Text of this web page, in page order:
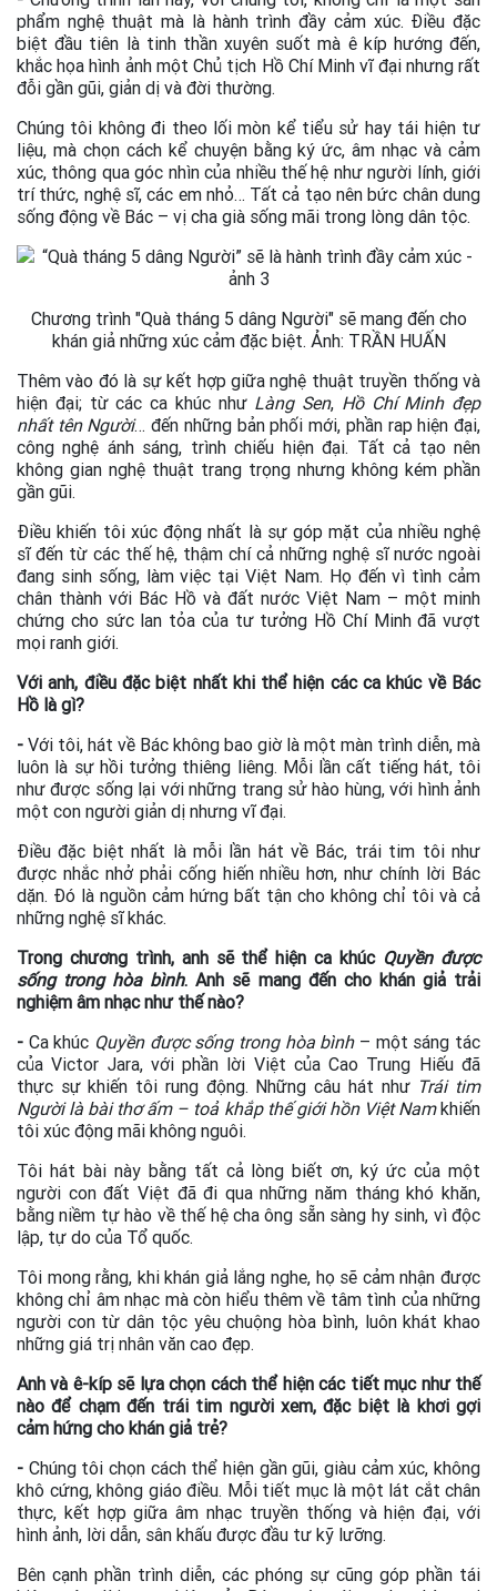
phẩm nghệ thuật mà là hành trình đầy cảm xúc. Điều đặc
biệt đầu tiên là tinh thần xuyên suốt mà ê kíp hướng đến,
khắc họa hình ảnh một Chủ tịch Hồ Chí Minh vĩ đại nhưng rất
đỗi gần gũi, giản dị và đời thường.
Chúng tôi không đi theo lối mòn kể tiểu sử hay tái hiện tư
liệu, mà chọn cách kể chuyện bằng ký ức, âm nhạc và cảm
xúc, thông qua góc nhìn của nhiều thế hệ như người lính, giới
trí thức, nghệ sĩ, các em nhỏ… Tất cả tạo nên bức chân dung
sống động về Bác – vị cha già sống mãi trong lòng dân tộc.
Chương trình "Quà tháng 5 dâng Người" sẽ mang đến cho
khán giả những xúc cảm đặc biệt. Ảnh: TRẦN HUẤN
Thêm vào đó là sự kết hợp giữa nghệ thuật truyền thống và
hiện đại; từ các ca khúc như Làng Sen, Hồ Chí Minh đẹp
nhất tên Người… đến những bản phối mới, phần rap hiện đại,
công nghệ ánh sáng, trình chiếu hiện đại. Tất cả tạo nên
không gian nghệ thuật trang trọng nhưng không kém phần
gần gũi.
Điều khiến tôi xúc động nhất là sự góp mặt của nhiều nghệ
sĩ đến từ các thế hệ, thậm chí cả những nghệ sĩ nước ngoài
đang sinh sống, làm việc tại Việt Nam. Họ đến vì tình cảm
chân thành với Bác Hồ và đất nước Việt Nam – một minh
chứng cho sức lan tỏa của tư tưởng Hồ Chí Minh đã vượt
mọi ranh giới.
Với anh, điều đặc biệt nhất khi thể hiện các ca khúc về Bác
Hồ là gì?
- Với tôi, hát về Bác không bao giờ là một màn trình diễn, mà
luôn là sự hồi tưởng thiêng liêng. Mỗi lần cất tiếng hát, tôi
như được sống lại với những trang sử hào hùng, với hình ảnh
một con người giản dị nhưng vĩ đại.
Điều đặc biệt nhất là mỗi lần hát về Bác, trái tim tôi như
được nhắc nhở phải cống hiến nhiều hơn, như chính lời Bác
dặn. Đó là nguồn cảm hứng bất tận cho không chỉ tôi và cả
những nghệ sĩ khác.
Trong chương trình, anh sẽ thể hiện ca khúc Quyền được
sống trong hòa bình. Anh sẽ mang đến cho khán giả trải
nghiệm âm nhạc như thế nào?
- Ca khúc Quyền được sống trong hòa bình– một sáng tác
của Victor Jara, với phần lời Việt của Cao Trung Hiếu đã
thực sự khiến tôi rung động. Những câu hát như Trái tim
Người là bài thơ ấm – toả khắp thế giới hồn Việt Namkhiến
tôi xúc động mãi không nguôi.
Tôi hát bài này bằng tất cả lòng biết ơn, ký ức của một
người con đất Việt đã đi qua những năm tháng khó khăn,
bằng niềm tự hào về thế hệ cha ông sẵn sàng hy sinh, vì độc
lập, tự do của Tổ quốc.
Tôi mong rằng, khi khán giả lắng nghe, họ sẽ cảm nhận được
không chỉ âm nhạc mà còn hiểu thêm về tâm tình của những
người con từ dân tộc yêu chuộng hòa bình, luôn khát khao
những giá trị nhân văn cao đẹp.
Anh và ê-kíp sẽ lựa chọn cách thể hiện các tiết mục như thế
nào để chạm đến trái tim người xem, đặc biệt là khơi gợi
cảm hứng cho khán giả trẻ?
- Chúng tôi chọn cách thể hiện gần gũi, giàu cảm xúc, không
khô cứng, không giáo điều. Mỗi tiết mục là một lát cắt chân
thực, kết hợp giữa âm nhạc truyền thống và hiện đại, với
hình ảnh, lời dẫn, sân khấu được đầu tư kỹ lưỡng.
Bên cạnh phần trình diễn, các phóng sự cũng góp phần tái